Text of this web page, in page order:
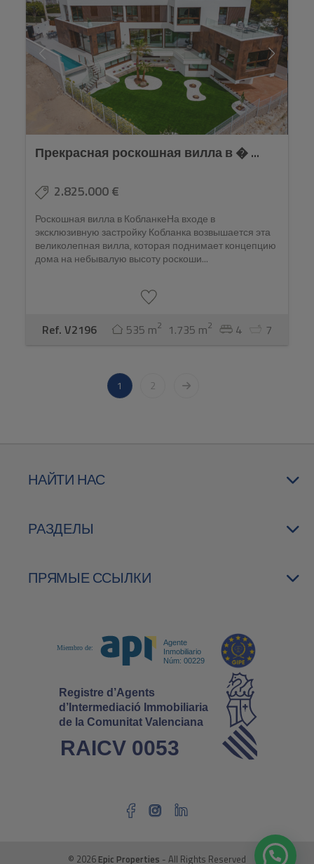
Прекрасная роскошная вилла в � ...
2.825.000 €
Роскошная вилла в КобланкеНа входе в
эксклюзивную застройку Кобланка возвышается эта
великолепная вилла, которая поднимает концепцию
дома на небывалую высоту роскоши...
Ref. V2196 535 m2 1.735 m2 4 7
1 2
НАЙТИ НАС
РАЗДЕЛЫ
ПРЯМЫЕ ССЫЛКИ
© 2026 Epic Properties - All Rights Reserved